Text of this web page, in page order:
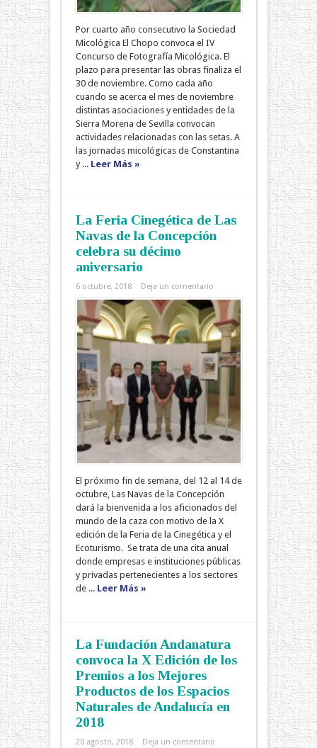
Por cuarto año consecutivo la Sociedad
Micológica El Chopo convoca el IV
Concurso de Fotografía Micológica. El
plazo para presentar las obras finaliza el
30 de noviembre. Como cada año
cuando se acerca el mes de noviembre
distintas asociaciones y entidades de la
Sierra Morena de Sevilla convocan
actividades relacionadas con las setas. A
las jornadas micológicas de Constantina
y ... Leer Más »
La Feria Cinegética de Las
Navas de la Concepción
celebra su décimo
aniversario
6 octubre, 2018 Deja un comentario
El próximo fin de semana, del 12 al 14 de
octubre, Las Navas de la Concepción
dará la bienvenida a los aficionados del
mundo de la caza con motivo de la X
edición de la Feria de la Cinegética y el
Ecoturismo. Se trata de una cita anual
donde empresas e instituciones públicas
y privadas pertenecientes a los sectores
de ... Leer Más »
La Fundación Andanatura
convoca la X Edición de los
Premios a los Mejores
Productos de los Espacios
Naturales de Andalucía en
2018
20 agosto, 2018 Deja un comentario